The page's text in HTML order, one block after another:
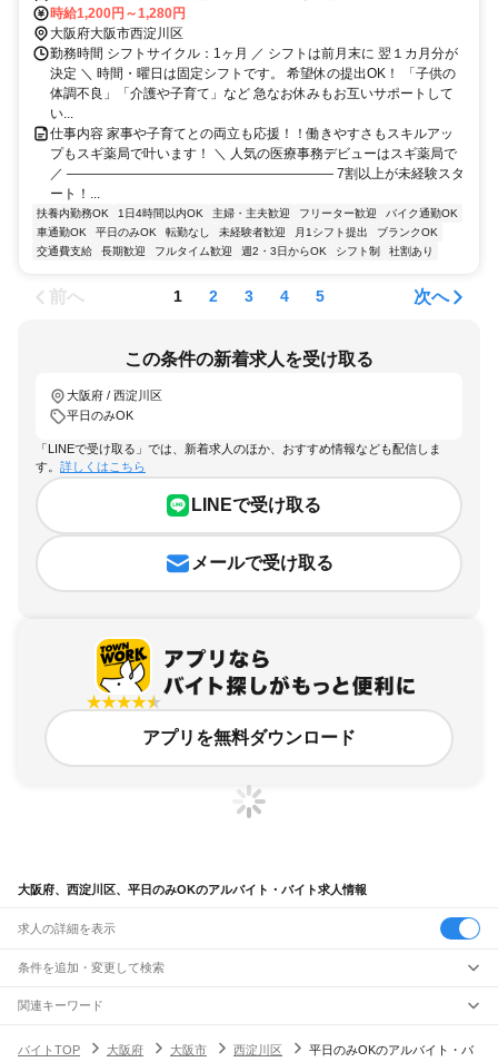
約11分、阪神本線 千船徒歩約13分
時給1,200円～1,280円
大阪府大阪市西淀川区
勤務時間 シフトサイクル：1ヶ月 ／ シフトは前月末に 翌１カ月分が
決定 ＼ 時間・曜日は固定シフトです。 希望休の提出OK！ 「子供の
体調不良」「介護や子育て」など 急なお休みもお互いサポートして
い...
仕事内容 家事や子育てとの両立も応援！！働きやすさもスキルアッ
プもスギ薬局で叶います！ ＼ 人気の医療事務デビューはスギ薬局で
／ ―――――――――――――――――――― 7割以上が未経験スタ
ート！...
扶養内勤務OK 1日4時間以内OK 主婦・主夫歓迎 フリーター歓迎
バイク通勤OK
車通勤OK
平日のみOK 転勤なし 未経験者歓迎 月1シフト提出
ブランクOK
交通費支給
長期歓迎 フルタイム歓迎 週2・3日からOK シフト制 社割あり
前へ 1 2 3 4 5 次へ
この条件の新着求人を受け取る
大阪府 / 西淀川区
平日のみOK
「LINEで受け取る」では、新着求人のほか、おすすめ情報なども配信しま
す。 詳しくはこちら
LINEで受け取る
メールで受け取る
アプリを無料ダウンロード
大阪府、西淀川区、平日のみOKのアルバイト・バイト求人情報
求人の詳細を表示
条件を追加・変更して検索
市区町村を追加・変更
大阪府すべて
駅を追加・変更
関連キーワード
大阪府 大阪市 東淀川区 平日のみOK 短時間勤務大阪府 大阪市 北区 平日のみ
バイトTOP 大阪府 大阪市 西淀川区 平日のみOKのアルバイト・バ